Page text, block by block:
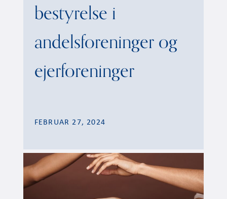
bestyrelse i
andelsforeninger og
ejerforeninger
FEBRUAR 27, 2024